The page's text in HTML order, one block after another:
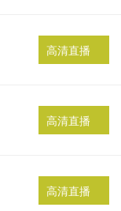
高清直播
高清直播
高清直播